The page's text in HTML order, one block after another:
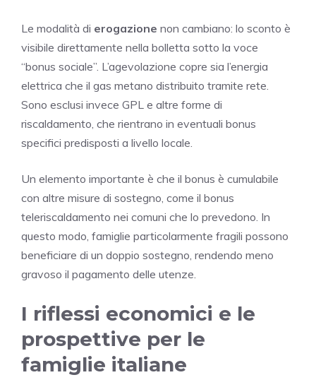
Le modalità di erogazione non cambiano: lo sconto è
visibile direttamente nella bolletta sotto la voce
“bonus sociale”. L’agevolazione copre sia l’energia
elettrica che il gas metano distribuito tramite rete.
Sono esclusi invece GPL e altre forme di
riscaldamento, che rientrano in eventuali bonus
specifici predisposti a livello locale.
Un elemento importante è che il bonus è cumulabile
con altre misure di sostegno, come il bonus
teleriscaldamento nei comuni che lo prevedono. In
questo modo, famiglie particolarmente fragili possono
beneficiare di un doppio sostegno, rendendo meno
gravoso il pagamento delle utenze.
I riflessi economici e le
prospettive per le
famiglie italiane